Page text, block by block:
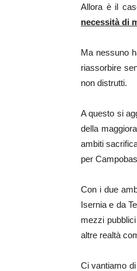
Allora è il
necessità di
Ma nessuno
riassorbire
non distrutti.
A questo si
della
ambiti
per
Con i due
Isernia e da
mezzi
altre realtà
Ci vantiamo